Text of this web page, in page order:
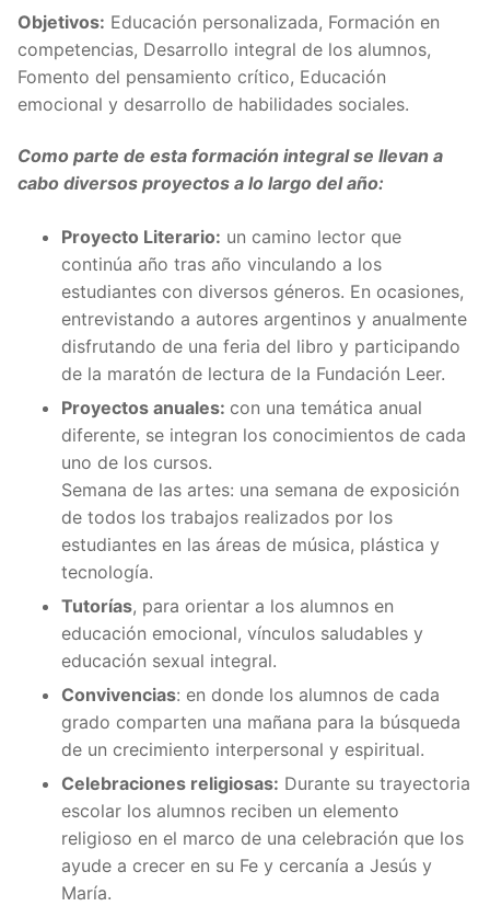
Objetivos: Educación personalizada, Formación en
competencias, Desarrollo integral de los alumnos,
Fomento del pensamiento crítico, Educación
emocional y desarrollo de habilidades sociales.
Como parte de esta formación integral se llevan a
cabo diversos proyectos a lo largo del año:
Proyecto Literario: un camino lector que
continúa año tras año vinculando a los
estudiantes con diversos géneros. En ocasiones,
entrevistando a autores argentinos y anualmente
disfrutando de una feria del libro y participando
de la maratón de lectura de la Fundación Leer.
Proyectos anuales: con una temática anual
diferente, se integran los conocimientos de cada
uno de los cursos.
Semana de las artes: una semana de exposición
de todos los trabajos realizados por los
estudiantes en las áreas de música, plástica y
tecnología.
Tutorías, para orientar a los alumnos en
educación emocional, vínculos saludables y
educación sexual integral.
Convivencias: en donde los alumnos de cada
grado comparten una mañana para la búsqueda
de un crecimiento interpersonal y espiritual.
Celebraciones religiosas: Durante su trayectoria
escolar los alumnos reciben un elemento
religioso en el marco de una celebración que los
ayude a crecer en su Fe y cercanía a Jesús y
María.